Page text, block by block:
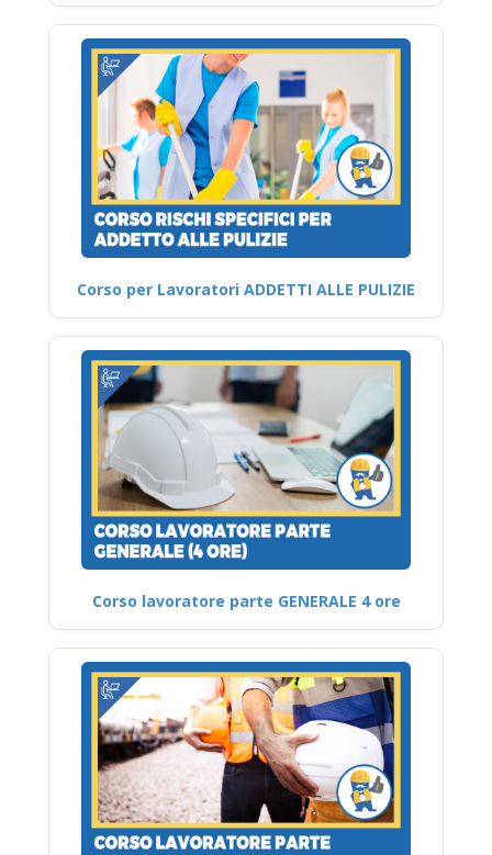
Corso per Lavoratori ADDETTI ALLE PULIZIE
Corso lavoratore parte GENERALE 4 ore